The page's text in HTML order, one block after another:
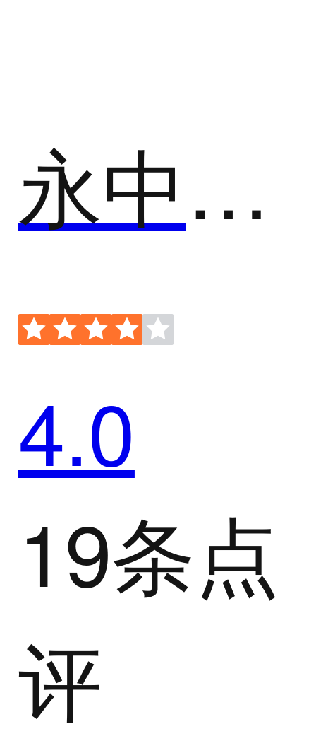
永中数字档案管理系统
4.0
19条点
评